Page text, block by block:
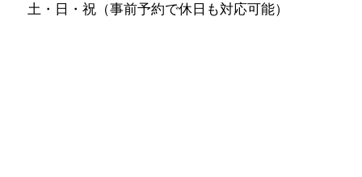
土・日・祝（事前予約で休日も対応可能）